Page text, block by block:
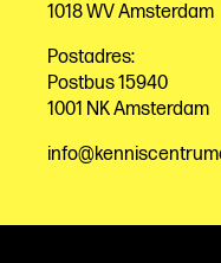
1018 WV Amsterdam
Postadres:
Postbus 15940
1001 NK Amsterdam